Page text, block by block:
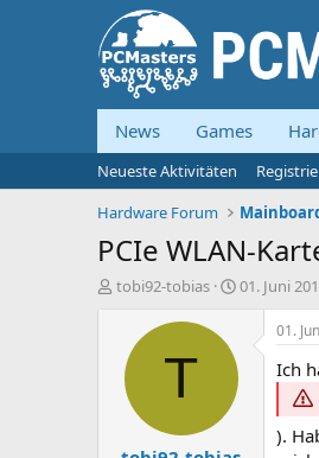
News Games
Neueste Aktivitäten
Hardware Forum
PCIe WLAN-
E
tobi92-tobias
E
01. Juni
T
01.
Ich
).